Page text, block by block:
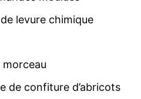
levure chimique
morceau
de confiture d’abricots